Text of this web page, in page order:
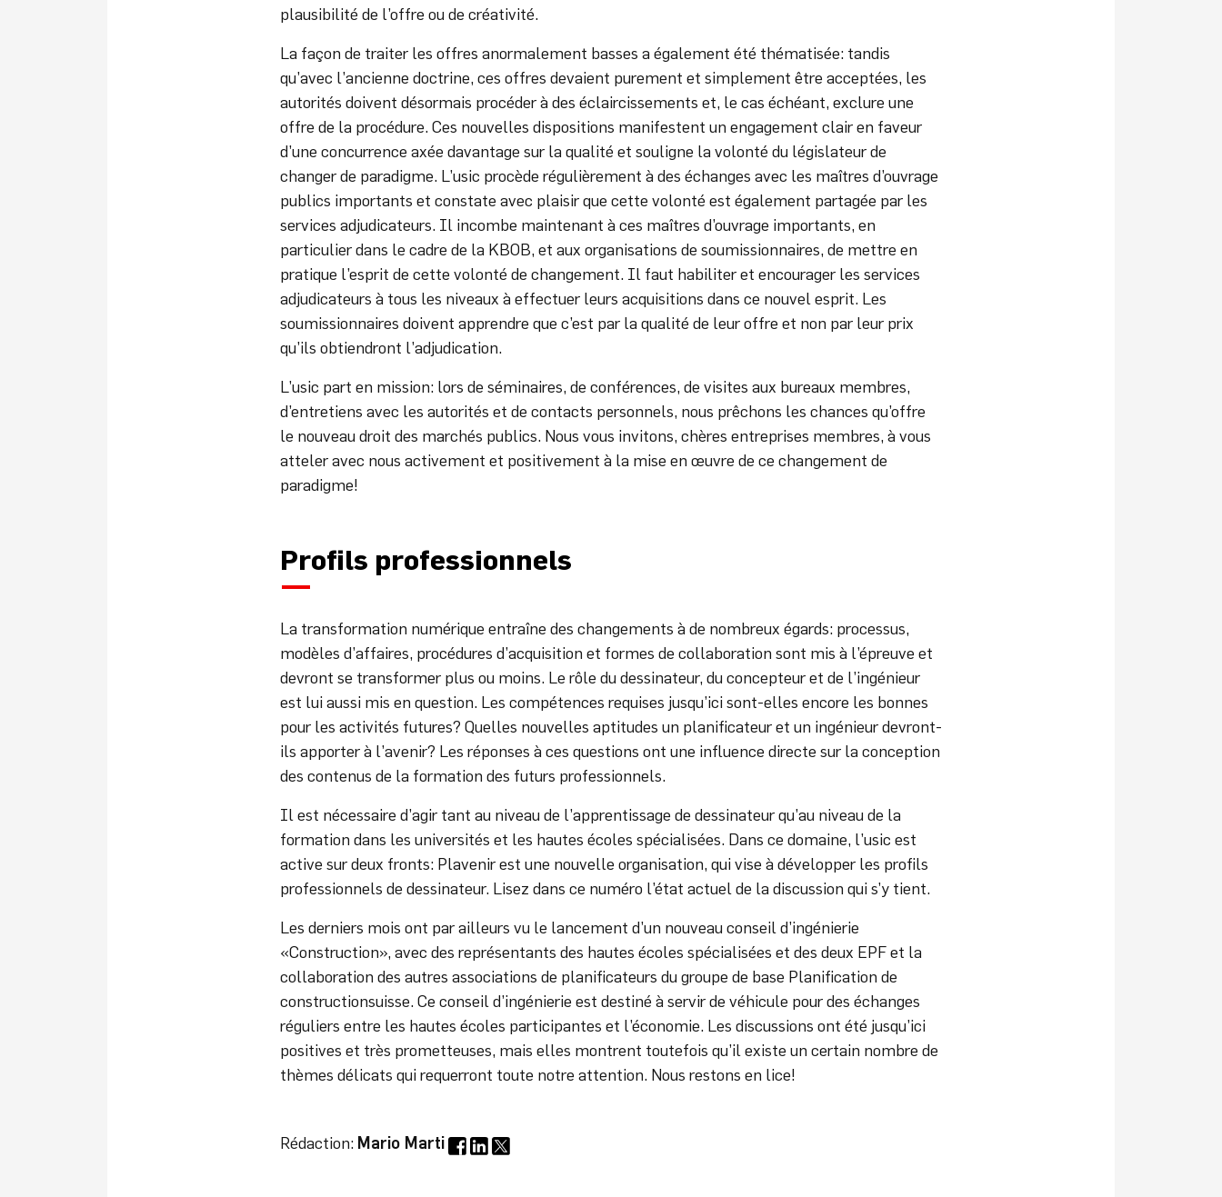
plausibilité de l’offre ou de créativité.
La façon de traiter les offres anormalement basses a également été thématisée: tandis
qu’avec l’ancienne doctrine, ces offres devaient purement et simplement être acceptées, les
autorités doivent désormais procéder à des éclaircissements et, le cas échéant, exclure une
offre de la procédure. Ces nouvelles dispositions manifestent un engagement clair en faveur
d’une concurrence axée davantage sur la qualité et souligne la volonté du législateur de
changer de paradigme. L’usic procède régulièrement à des échanges avec les maîtres d’ouvrage
publics importants et constate avec plaisir que cette volonté est également partagée par les
services adjudicateurs. Il incombe maintenant à ces maîtres d’ouvrage importants, en
particulier dans le cadre de la KBOB, et aux organisations de soumissionnaires, de mettre en
pratique l’esprit de cette volonté de changement. Il faut habiliter et encourager les services
adjudicateurs à tous les niveaux à effectuer leurs acquisitions dans ce nouvel esprit. Les
soumissionnaires doivent apprendre que c’est par la qualité de leur offre et non par leur prix
qu’ils obtiendront l’adjudication.
L’usic part en mission: lors de séminaires, de conférences, de visites aux bureaux membres,
d’entretiens avec les autorités et de contacts personnels, nous prêchons les chances qu’offre
le nouveau droit des marchés publics. Nous vous invitons, chères entreprises membres, à vous
atteler avec nous activement et positivement à la mise en œuvre de ce changement de
paradigme!
Profils professionnels
La transformation numérique entraîne des changements à de nombreux égards: processus,
modèles d’affaires, procédures d’acquisition et formes de collaboration sont mis à l’épreuve et
devront se transformer plus ou moins. Le rôle du dessinateur, du concepteur et de l’ingénieur
est lui aussi mis en question. Les compétences requises jusqu’ici sont-elles encore les bonnes
pour les activités futures? Quelles nouvelles aptitudes un planificateur et un ingénieur devront-
ils apporter à l’avenir? Les réponses à ces questions ont une influence directe sur la conception
des contenus de la formation des futurs professionnels.
Il est nécessaire d’agir tant au niveau de l’apprentissage de dessinateur qu’au niveau de la
formation dans les universités et les hautes écoles spécialisées. Dans ce domaine, l’usic est
active sur deux fronts: Plavenir est une nouvelle organisation, qui vise à développer les profils
professionnels de dessinateur. Lisez dans ce numéro l’état actuel de la discussion qui s’y tient.
Les derniers mois ont par ailleurs vu le lancement d’un nouveau conseil d’ingénierie
«Construction», avec des représentants des hautes écoles spécialisées et des deux EPF et la
collaboration des autres associations de planificateurs du groupe de base Planification de
constructionsuisse. Ce conseil d’ingénierie est destiné à servir de véhicule pour des échanges
réguliers entre les hautes écoles participantes et l’économie. Les discussions ont été jusqu’ici
positives et très prometteuses, mais elles montrent toutefois qu’il existe un certain nombre de
thèmes délicats qui requerront toute notre attention. Nous restons en lice!
Rédaction: Mario Marti